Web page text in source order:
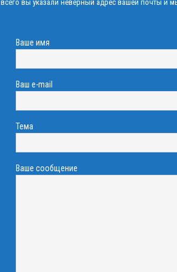
всего вы указали неверный адрес вашей почты и
Ваше имя
Ваш e-mail
Тема
Ваше сообщение